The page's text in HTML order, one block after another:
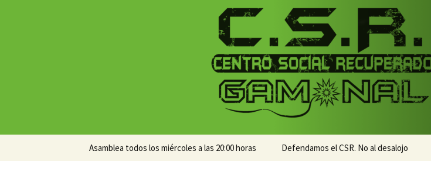
CSR Gamonal
Centro Social Recuperado Gamonal
Asamblea todos los miércoles a las 20:00 horas Defendamos el CSR. No al desalojo